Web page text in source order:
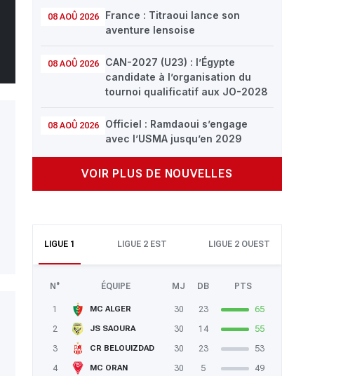
08 AOÛ 2026
France : Titraoui lance son
aventure lensoise
08 AOÛ 2026
CAN-2027 (U23) : l’Égypte
candidate à l’organisation du
tournoi qualificatif aux JO-2028
08 AOÛ 2026
Officiel : Ramdaoui s’engage
avec l’USMA jusqu’en 2029
VOIR PLUS DE NOUVELLES
LIGUE 1 LIGUE 2 EST LIGUE 2 OUEST
N° ÉQUIPE MJ DB PTS
1 MC ALGER 30 23
65
2
JS SAOURA 30 14
55
3
CR BELOUIZDAD 30 23
53
4
MC ORAN 30 5
49